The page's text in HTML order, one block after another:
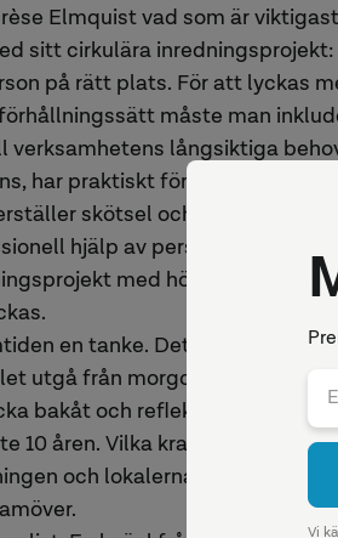
Elmquist vad som är
sitt cirkulära inredningsprojekt:
på rätt plats. För att lyckas
måste man
verksamhetens långsiktiga
har praktiskt förmåga att
skötsel och underhåll av
hjälp av personer med
med hög andel
en tanke. Det är viktigt att
utgå från morgondagens. Det
bakåt och reflektera över hur
10 åren. Vilka krav har ställts
och lokalerna? Minst lika